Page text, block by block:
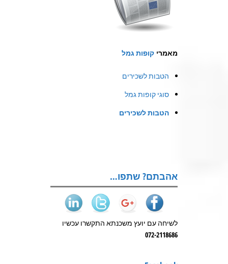
מאמרי קופות גמל
הטבות לשכירים
סוגי קופות גמל
הטבות לשכירים
אהבתם? שתפו…
לשיחה עם יועץ משכנתא התקשרו עכשיו
072-2118686